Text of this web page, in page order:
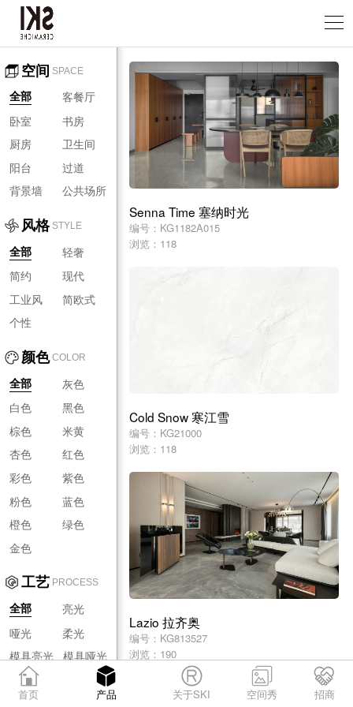
空间 SPACE
全部
客餐厅
卧室
书房
厨房
卫生间
阳台
过道
背景墙
公共场所
风格 STYLE
全部
轻奢
简约
现代
工业风
简欧式
个性
颜色 COLOR
全部
灰色
白色
黑色
棕色
米黄
杏色
红色
彩色
紫色
粉色
蓝色
橙色
绿色
金色
工艺 PROCESS
全部
亮光
哑光
柔光
模具亮光 模具哑光
模具柔光
Senna Time 塞纳时光
编号：KG1182A015
浏览：118
Cold Snow 寒江雪
编号：KG21000
浏览：118
Lazio 拉齐奥
编号：KG813527
浏览：190
首页 产品 关于SKI 空间秀 招商